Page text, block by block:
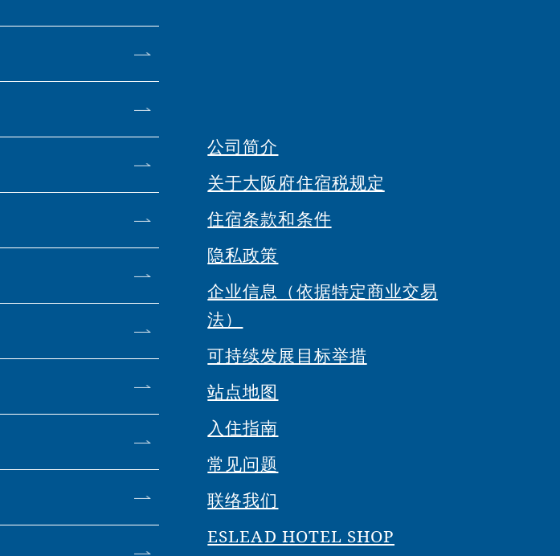
公司简介
关于大阪府住宿税规定
住宿条款和条件
隐私政策
企业信息（依据特定商业交易
法）
可持续发展目标举措
站点地图
入住指南
常见问题
联络我们
ESLEAD HOTEL SHOP